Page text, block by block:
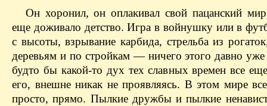
Он хоронил, он оплакивал свой пацанский
еще доживало детство. Игра в войнушку или в
с высоты, взрывание карбида, стрельба из
деревьям и по стройкам — ничего этого давно
будто бы какой-то дух тех славных времен все
его, внешне никак не проявляясь. В этом мире
просто, прямо. Пылкие дружбы и пылкие